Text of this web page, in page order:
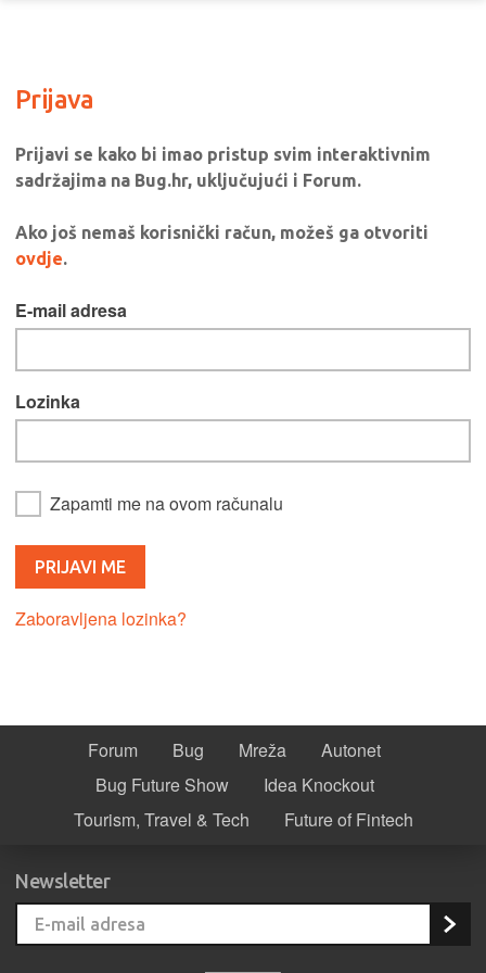
Prijava
Prijavi se kako bi imao pristup svim interaktivnim
sadržajima na Bug.hr, uključujući i Forum.
Ako još nemaš korisnički račun, možeš ga otvoriti
ovdje.
E-mail adresa
Lozinka
Zapamti me na ovom računalu
Zaboravljena lozinka?
Forum Bug Mreža
Autonet
Bug Future Show
Idea Knockout
Tourism, Travel & Tech
Future of Fintech
Newsletter